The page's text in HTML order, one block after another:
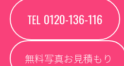
TEL 0120-136-116
無料写真お見積もり